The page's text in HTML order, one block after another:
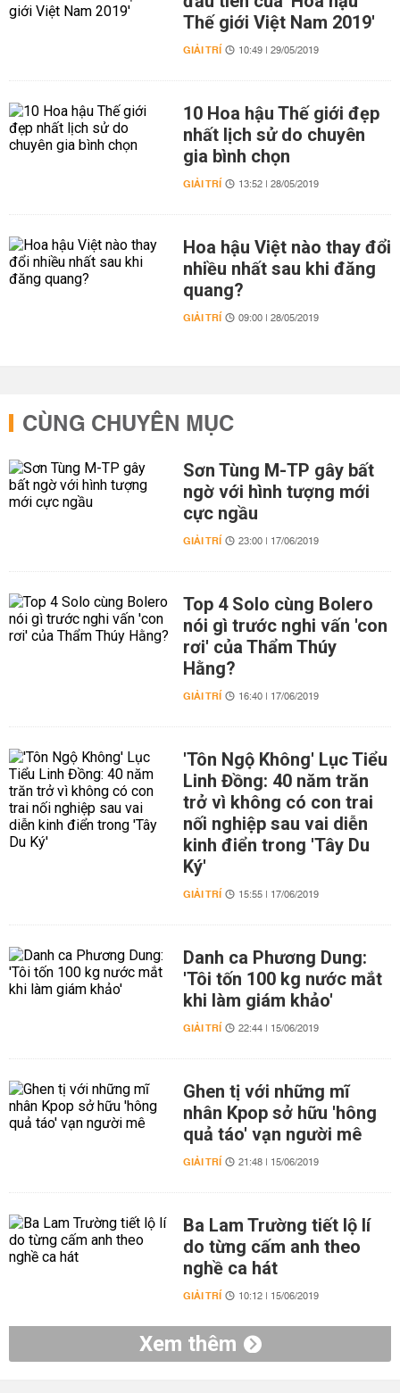
Thế giới Việt Nam 2019'
GIẢI TRÍ 10:49 | 29/05/2019
10 Hoa hậu Thế giới đẹp
nhất lịch sử do chuyên
gia bình chọn
GIẢI TRÍ 13:52 | 28/05/2019
Hoa hậu Việt nào thay đổi
nhiều nhất sau khi đăng
quang?
GIẢI TRÍ 09:00 | 28/05/2019
CÙNG CHUYÊN MỤC
Sơn Tùng M-TP gây bất
ngờ với hình tượng mới
cực ngầu
GIẢI TRÍ 23:00 | 17/06/2019
Top 4 Solo cùng Bolero
nói gì trước nghi vấn 'con
rơi' của Thẩm Thúy
Hằng?
GIẢI TRÍ 16:40 | 17/06/2019
'Tôn Ngộ Không' Lục Tiểu
Linh Đồng: 40 năm trăn
trở vì không có con trai
nối nghiệp sau vai diễn
kinh điển trong 'Tây Du
Ký'
GIẢI TRÍ 15:55 | 17/06/2019
Danh ca Phương Dung:
'Tôi tốn 100 kg nước mắt
khi làm giám khảo'
GIẢI TRÍ 22:44 | 15/06/2019
Ghen tị với những mĩ
nhân Kpop sở hữu 'hông
quả táo' vạn người mê
GIẢI TRÍ 21:48 | 15/06/2019
Ba Lam Trường tiết lộ lí
do từng cấm anh theo
nghề ca hát
GIẢI TRÍ 10:12 | 15/06/2019
Xem thêm